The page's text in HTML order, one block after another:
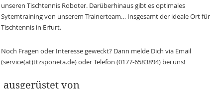
unseren Tischtennis Roboter. Darüberhinaus gibt es optimales
Sytemtraining von unserem Trainerteam… Insgesamt der ideale Ort für
Tischtennis in Erfurt.
Noch Fragen oder Interesse geweckt? Dann melde Dich via Email
(service(at)ttzsponeta.de) oder Telefon (0177-6583894) bei uns!
ausgerüstet von